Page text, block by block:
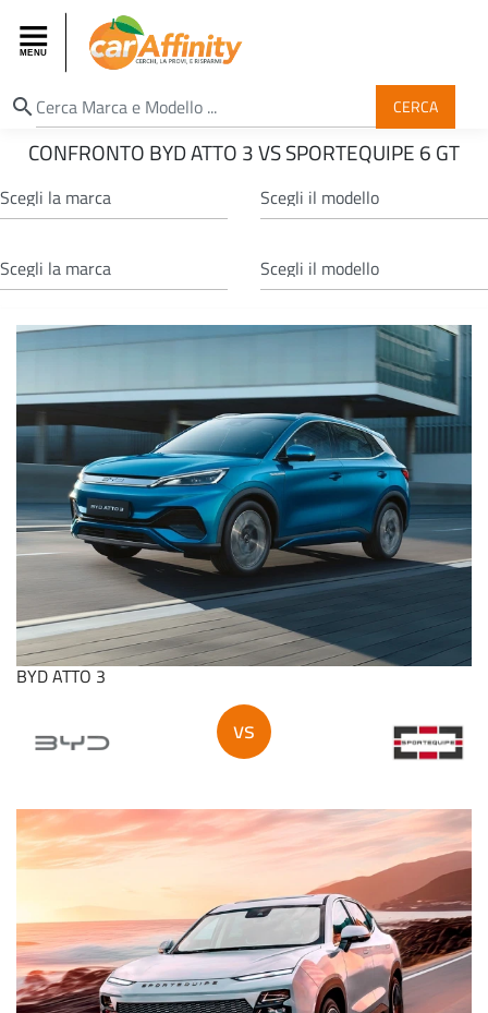
search CERCA
CONFRONTO BYD ATTO 3 VS SPORTEQUIPE 6 GT
BYD ATTO 3
vs